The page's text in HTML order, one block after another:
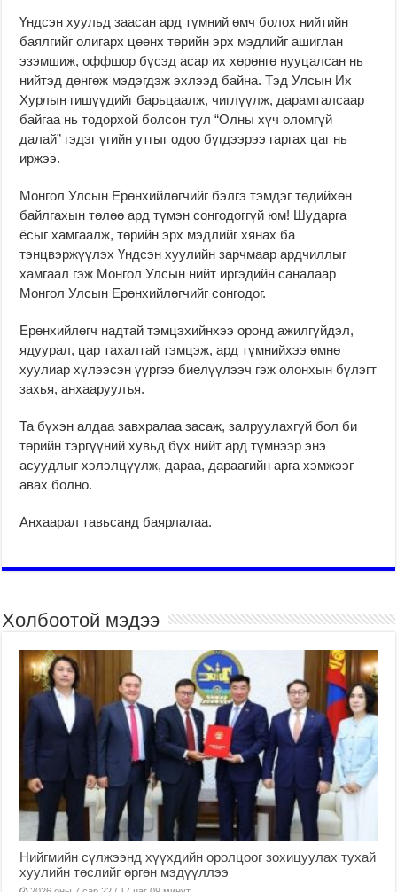
Үндсэн хуульд заасан ард түмний өмч болох нийтийн
баялгийг олигарх цөөнх төрийн эрх мэдлийг ашиглан
эзэмшиж, оффшор бүсэд асар их хөрөнгө нууцалсан нь
нийтэд дөнгөж мэдэгдэж эхлээд байна. Тэд Улсын Их
Хурлын гишүүдийг барьцаалж, чиглүүлж, дарамталсаар
байгаа нь тодорхой болсон тул “Олны хүч оломгүй
далай” гэдэг үгийн утгыг одоо бүгдээрээ гаргах цаг нь
иржээ.
Монгол Улсын Ерөнхийлөгчийг бэлгэ тэмдэг төдийхөн
байлгахын төлөө ард түмэн сонгодоггүй юм! Шударга
ёсыг хамгаалж, төрийн эрх мэдлийг хянах ба
тэнцвэржүүлэх Үндсэн хуулийн зарчмаар ардчиллыг
хамгаал гэж Монгол Улсын нийт иргэдийн саналаар
Монгол Улсын Ерөнхийлөгчийг сонгодог.
Ерөнхийлөгч надтай тэмцэхийнхээ оронд ажилгүйдэл,
ядуурал, цар тахалтай тэмцэж, ард түмнийхээ өмнө
хуулиар хүлээсэн үүргээ биелүүлээч гэж олонхын бүлэгт
захья, анхааруулъя.
Та бүхэн алдаа завхралаа засаж, залруулахгүй бол би
төрийн тэргүүний хувьд бүх нийт ард түмнээр энэ
асуудлыг хэлэлцүүлж, дараа, дараагийн арга хэмжээг
авах болно.
Анхаарал тавьсанд баярлалаа.
Холбоотой мэдээ
Нийгмийн сүлжээнд хүүхдийн оролцоог зохицуулах тухай
хуулийн төслийг өргөн мэдүүллээ